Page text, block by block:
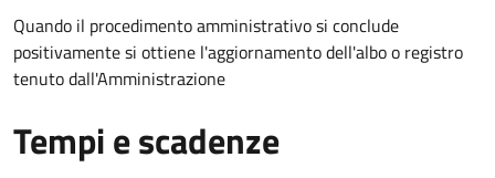
Quando il procedimento amministrativo si conclude
positivamente si ottiene l'aggiornamento dell'albo o registro
tenuto dall'Amministrazione
Tempi e scadenze